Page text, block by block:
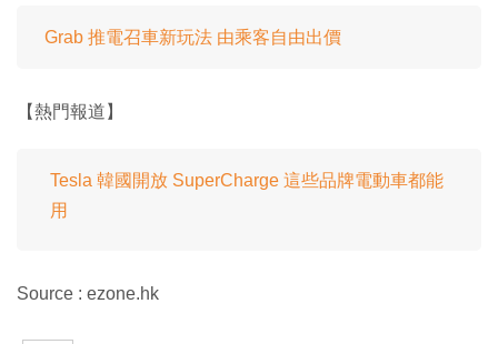
Grab 推電召車新玩法 由乘客自由出價
【熱門報道】
Tesla 韓國開放 SuperCharge 這些品牌電動車都能
用
Source : ezone.hk